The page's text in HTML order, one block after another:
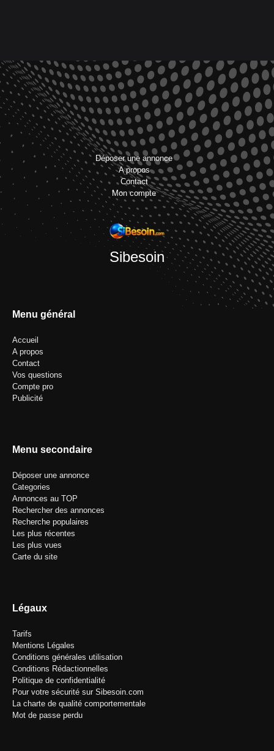
Déposer une annonce
A propos
Contact
Mon compte
Sibesoin
Menu général
Accueil
A propos
Contact
Vos questions
Compte pro
Publicité
Menu secondaire
Déposer une annonce
Categories
Annonces au TOP
Rechercher des annonces
Recherche populaires
Les plus récentes
Les plus vues
Carte du site
Légaux
Tarifs
Mentions Légales
Conditions générales utilisation
Conditions Rédactionnelles
Politique de confidentialité
Pour votre sécurité sur Sibesoin.com
La charte de qualité comportementale
Mot de passe perdu